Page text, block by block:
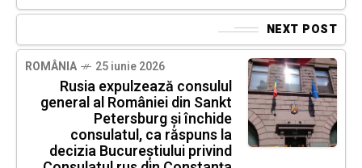
NEXT POST
ROMÂNIA 25 iunie 2026
Rusia expulzează consulul
general al României din Sankt
Petersburg și închide
consulatul, ca răspuns la
decizia Bucureștiului privind